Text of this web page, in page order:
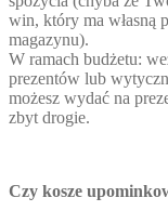
win, który ma własną
magazynu).
W ramach budżetu:
prezentów lub
możesz wydać na
zbyt drogie.
Czy kosze